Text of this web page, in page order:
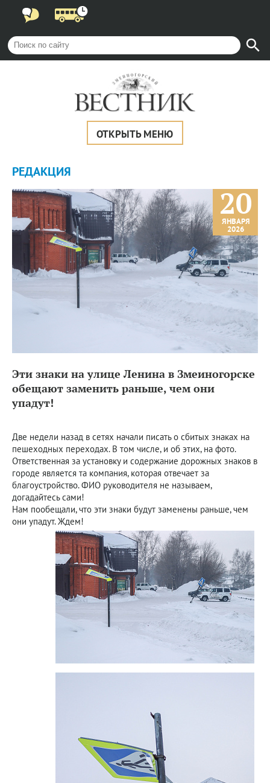
ОТКРЫТЬ МЕНЮ
РЕДАКЦИЯ
20
ЯНВАРЯ
2026
Эти знаки на улице Ленина в Змеиногорске
обещают заменить раньше, чем они
упадут!
Две недели назад в сетях начали писать о сбитых знаках на
пешеходных переходах. В том числе, и об этих, на фото.
Ответственная за установку и содержание дорожных знаков в
городе является та компания, которая отвечает за
благоустройство. ФИО руководителя не называем,
догадайтесь сами!
Нам пообещали, что эти знаки будут заменены раньше, чем
они упадут. Ждем!